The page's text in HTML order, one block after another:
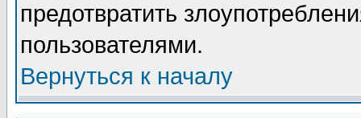
предотвратить
пользователями.
Вернуться к началу